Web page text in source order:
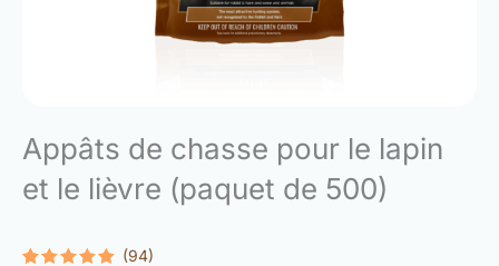
Appâts de chasse pour le lapin
et le lièvre (paquet de 500)
(94)